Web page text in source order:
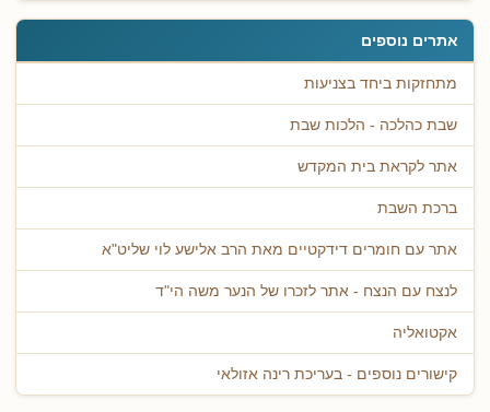
אתרים נוספים
מתחזקות ביחד בצניעות
שבת כהלכה - הלכות שבת
אתר לקראת בית המקדש
ברכת השבת
אתר עם חומרים דידקטיים מאת הרב אלישע לוי שליט"א
לנצח עם הנצח - אתר לזכרו של הנער משה הי"ד
אקטואליה
קישורים נוספים - בעריכת רינה אזולאי